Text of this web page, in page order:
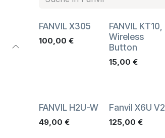
FANVIL X305
100,00 €
FANVIL KT10,
Wireless
Button
15,00 €
FANVIL H2U-W
49,00 €
Fanvil X6U V2
125,00 €